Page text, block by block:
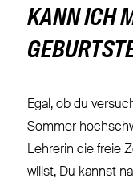
KANN ICH
Egal, ob du
Sommer
Lehrerin die freie
willst, Du kannst